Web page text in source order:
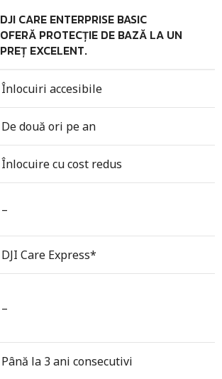
DJI CARE ENTERPRISE BASIC
OFERĂ PROTECȚIE DE BAZĂ LA UN
PREȚ EXCELENT.
Înlocuiri accesibile
De două ori pe an
Înlocuire cu cost redus
–
DJI Care Express*
–
Până la 3 ani consecutivi